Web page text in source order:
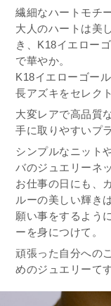
繊細なハートモチ
大人のハートは美
き、K18イエロー
で華やか。
K18イエローゴー
長アズキをセレク
大変レアで高品質
手に取りやすいプ
シンプルなニット
バのジュエリーネ
お仕事の日にも、
ルーの美しい輝き
願い事をするよう
ーを身につけて。
頑張った自分への
めのジュエリーてす